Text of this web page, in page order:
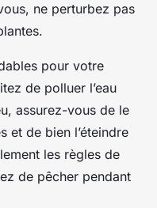
ne perturbez pas
pour votre
de polluer l’eau
assurez-vous de le
et de bien l’éteindre
les règles de
de pêcher pendant